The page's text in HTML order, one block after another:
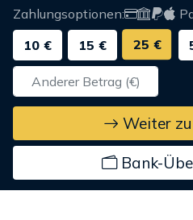
Zahlungsoptionen:
10 €
15 € 25 €
Weiter
Bank-